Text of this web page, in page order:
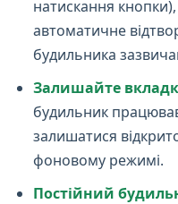
натискання
автоматичне
будильника
Залишайте
будильник
залишатися
фоновому режимі.
Постійний